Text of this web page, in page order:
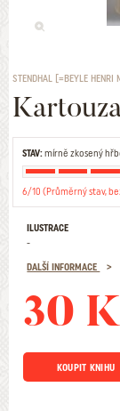
STENDHAL [=BEYLE HENRI
STAV:mírně zkosený
6/10 (Průměrný stav,
ILUSTRACE
-
DALŠÍ INFORMACE
30
KOUPIT KNIHU